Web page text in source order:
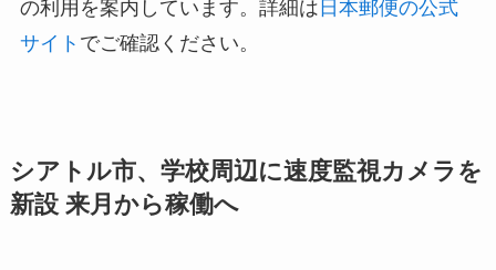
サイトでご確認ください。
シアトル市、学校周辺に速度監視カメラを
新設 来月から稼働へ